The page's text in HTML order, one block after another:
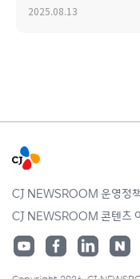
2025.08.13
CJ NEWSROOM 운영정
CJ NEWSROOM 콘텐츠